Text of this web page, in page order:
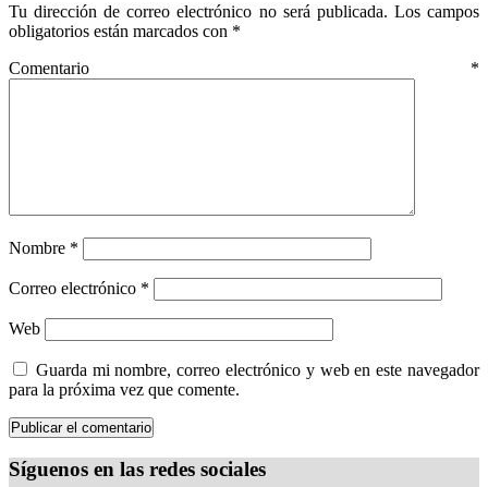
Tu dirección de correo electrónico no será publicada. Los campos
obligatorios están marcados con *
Comentario *
Nombre *
Correo electrónico *
Web
Guarda mi nombre, correo electrónico y web en este navegador
para la próxima vez que comente.
Síguenos en las redes sociales